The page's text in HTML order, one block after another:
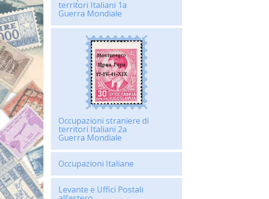
territori Italiani 1a
Guerra Mondiale
Occupazioni straniere di
territori Italiani 2a
Guerra Mondiale
Occupazioni Italiane
Levante e Uffici Postali